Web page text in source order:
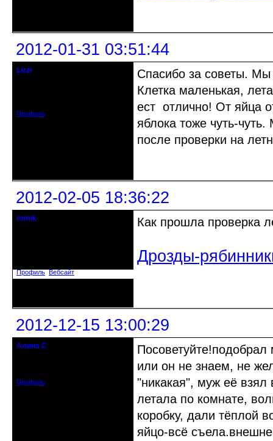
2012-01-31 03:51:44
Lizzi
Профиль
Спасибо за советы. Мы
Клетка маленькая,
ест отлично! От яйца
яблока тоже чуть-
после проверки на
2012-02-05 18:36:22
romik
Профиль Вебсайт
Как прошла проверка
Дрозды-
2012-12-15 13:00:29
Алина С
Профиль
или он не знаем, не
"никакая", муж её взял
летала по комнате,
коробку, дали тёплой
яйцо-всё